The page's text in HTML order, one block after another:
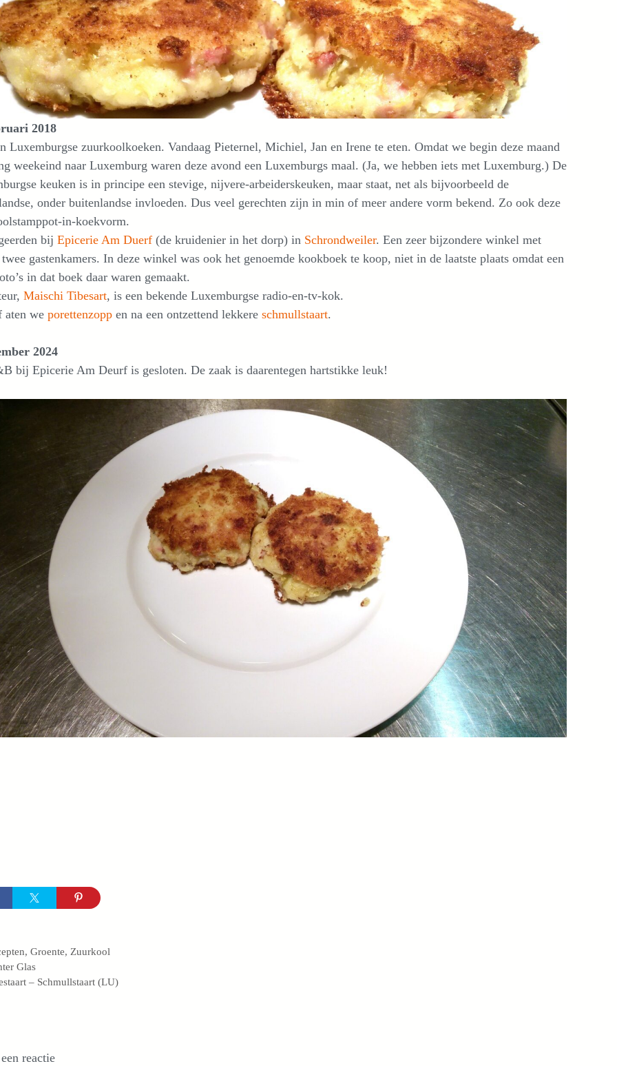
2018
Luxemburgse zuurkoolkoeken. Vandaag Pieternel, Michiel, Jan en Irene te eten. Omdat we begin deze maand
weekeind naar Luxemburg waren deze avond een Luxemburgs maal. (Ja, we hebben iets met Luxemburg.) De
keuken is in principe een stevige, nijvere-arbeiderskeuken, maar staat, net als bijvoorbeeld de
onder buitenlandse invloeden. Dus veel gerechten zijn in min of meer andere vorm bekend. Zo ook deze
in-koekvorm.
bij Epicerie Am Duerf (de kruidenier in het dorp) in Schrondweiler. Een zeer bijzondere winkel met
gastenkamers. In deze winkel was ook het genoemde kookboek te koop, niet in de laatste plaats omdat een
in dat boek daar waren gemaakt.
Maischi Tibesart, is een bekende Luxemburgse radio-en-tv-kok.
aten we porettenzopp en na een ontzettend lekkere schmullstaart.
2024
bij Epicerie Am Deurf is gesloten. De zaak is daarentegen hartstikke leuk!
,Groente, Zuurkool
Glas
– Schmullstaart (LU)
reactie